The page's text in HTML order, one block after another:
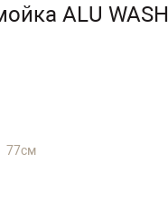
ALU WASH
77 см